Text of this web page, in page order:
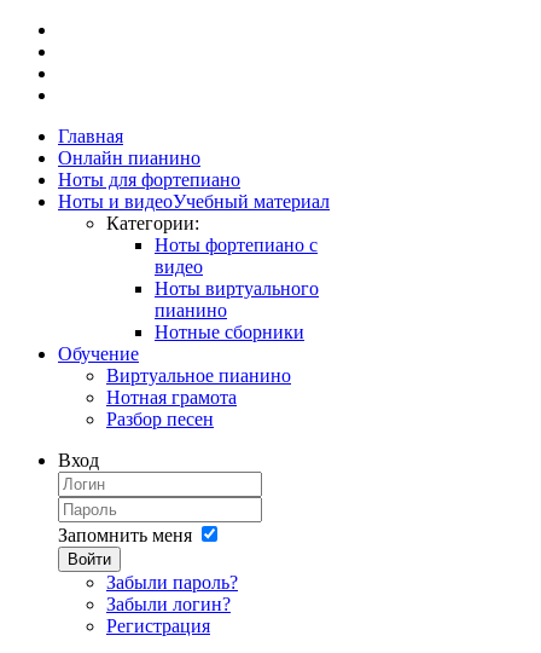
Главная
Онлайн пианино
Ноты для фортепиано
Ноты и видеоУчебный материал
Категории:
Ноты фортепиано с
видео
Ноты виртуального
пианино
Нотные сборники
Обучение
Виртуальное пианино
Нотная грамота
Разбор песен
Вход
Запомнить меня
Войти
Забыли пароль?
Забыли логин?
Регистрация